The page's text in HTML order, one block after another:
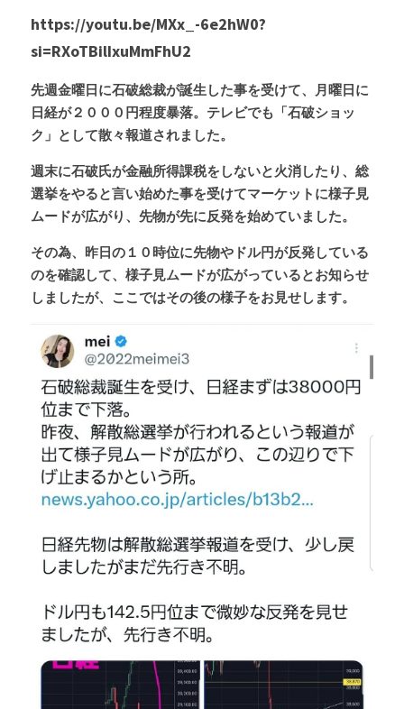
投資
ログイン/登録
検索
https://youtu.be/MXx_-6e2hW0?
si=RXoTBilIxuMmFhU2
先週金曜日に石破総裁が誕生した事を受けて、月曜日に
日経が２０００円程度暴落。テレビでも「石破ショッ
ク」として散々報道されました。
週末に石破氏が金融所得課税をしないと火消したり、総
選挙をやると言い始めた事を受けてマーケットに様子見
ムードが広がり、先物が先に反発を始めていました。
その為、昨日の１０時位に先物やドル円が反発している
のを確認して、様子見ムードが広がっているとお知らせ
しましたが、ここではその後の様子をお見せします。